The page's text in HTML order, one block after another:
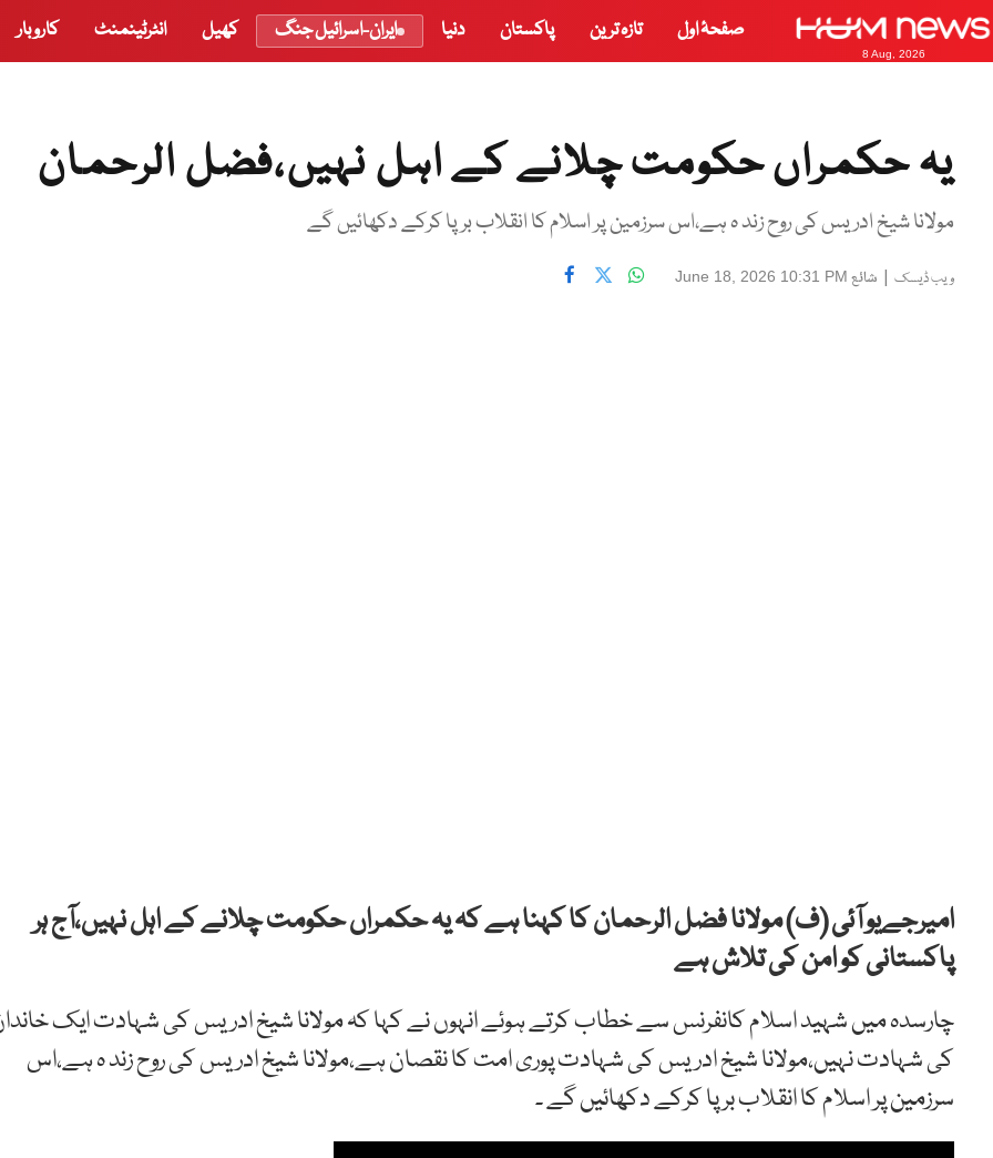
8 Aug, 2026
صفحۂ اول تازہ ترین پاکستان دنیا ایران-اسرائیل جنگ کھیل انٹرٹینمنٹ کاروبار
یہ حکمراں حکومت چلانے کے اہل نہیں،فضل الرحمان
مولانا شیخ ادریس کی روح زند ہ ہے،اس سرزمین پر اسلام کا انقلاب برپا کرکے دکھائیں گے
ویب ڈیسک | شائع June 18, 2026 10:31 PM
امیرجےیو آئی (ف) مولانا فضل الرحمان کا کہنا ہے کہ یہ حکمراں حکومت چلانے کے اہل نہیں،آج ہر
پاکستانی کو امن کی تلاش ہے
چارسدہ میں شہید اسلام کانفرنس سے خطاب کرتے ہوئے انہوں نے کہا کہ مولانا شیخ ادریس کی شہادت ایک
کی شہادت نہیں،مولانا شیخ ادریس کی شہادت پوری امت کا نقصان ہے،مولانا شیخ ادریس کی روح زند ہ ہے،اس
سرزمین پر اسلام کا انقلاب برپا کرکے دکھائیں گے ۔